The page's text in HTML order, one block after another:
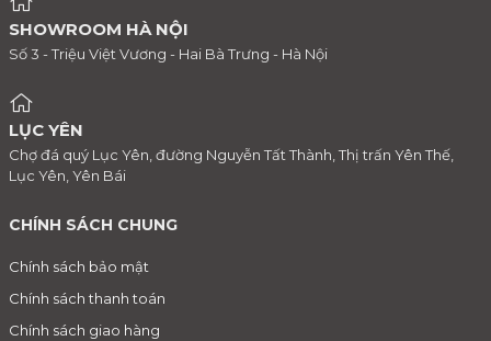
SHOWROOM HÀ NỘI
Số 3 - Triệu Việt Vương - Hai Bà Trưng - Hà Nội
LỤC YÊN
Chợ đá quý Lục Yên, đường Nguyễn Tất Thành, Thị trấn Yên Thế,
Lục Yên, Yên Bái
CHÍNH SÁCH CHUNG
Chính sách bảo mật
Chính sách thanh toán
Chính sách giao hàng